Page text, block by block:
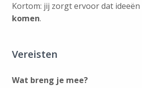
Kortom: jij zorgt ervoor dat ideeën
komen.
Vereisten
Wat breng je mee?